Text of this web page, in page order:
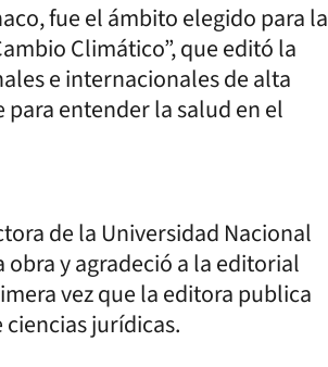
fue el ámbito elegido para la
Climático”, que editó la
e internacionales de alta
entender la salud en el
de la Universidad Nacional
y agradeció a la editorial
vez que la editora publica
jurídicas.